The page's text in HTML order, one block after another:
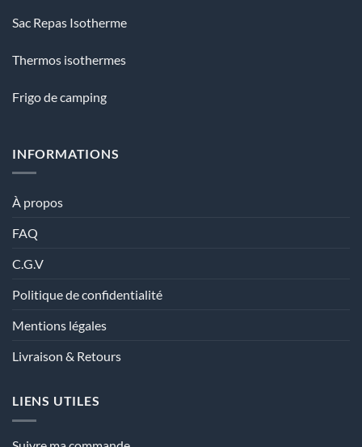
Sac Repas Isotherme
Thermos isothermes
Frigo de camping
INFORMATIONS
À propos
FAQ
C.G.V
Politique de confidentialité
Mentions légales
Livraison & Retours
LIENS UTILES